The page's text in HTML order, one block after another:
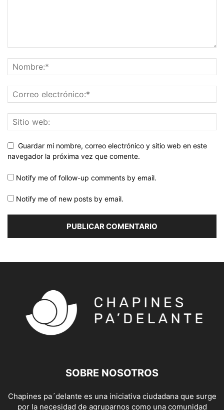
Guardar mi nombre, correo electrónico y sitio web en este
navegador la próxima vez que comente.
Notify me of follow-up comments by email.
Notify me of new posts by email.
SOBRE NOSOTROS
Chapines pa´delante es una iniciativa ciudadana que surge
por la necesidad de agruparnos como una comunidad